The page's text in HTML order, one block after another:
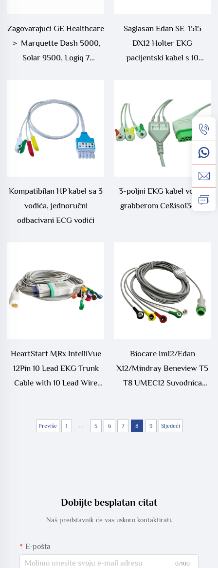
Zagovarajući GE Healthcare
＞ Marquette Dash 5000,
Solar 9500, Logiq 7
Saglasan Edan SE-1515
DX12 Holter EKG
pacijentski kabel s 10
Kompatibilan HP kabel sa 3
vodića, jednoručni
odbacivani ECG vodići
3-poljni EKG kabel vodi s
grabberom Ce&iso13485
HeartStart MRx IntelliVue
12Pin 10 Lead EKG Trunk
Cable with 10 Lead Wire
Biocare Im12/Edan
X12/Mindray Beneview T5
T8 UMEC12 Suvodnica
Previše 1 ... 5 6 7 8 9 Sljedeći
Dobijte besplatan citat
Naš predstavnik će vas uskoro kontaktirati.
E-pošta
0/100